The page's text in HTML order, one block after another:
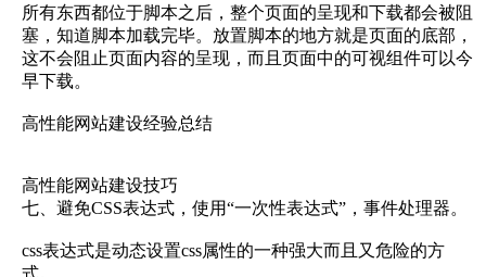
所有东西都位于脚本之后，整个页面的呈现和下载都会被阻
塞，知道脚本加载完毕。放置脚本的地方就是页面的底部，
这不会阻止页面内容的呈现，而且页面中的可视组件可以今
早下载。
高性能网站建设经验总结
高性能网站建设技巧
七、避免CSS表达式，使用“一次性表达式”，事件处理器。
css表达式是动态设置css属性的一种强大而且又危险的方
式。